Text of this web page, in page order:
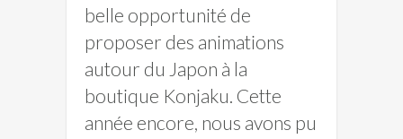
belle opportunité de
proposer des animations
autour du Japon à la
boutique Konjaku. Cette
année encore, nous avons pu